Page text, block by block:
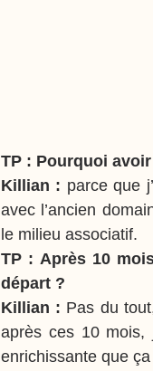
TP : Pourquoi
Killian : parce que
avec l’ancien
le milieu associatif.
TP : Après 10
départ ?
Killian : Pas du
après ces 10 mois,
enrichissante que